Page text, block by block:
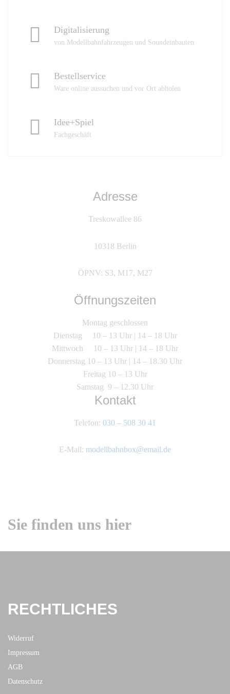
Digitalisierung
von Modellbahnfahrzeugen und Soundeinbauten
Bestellservice
Ware online aussuchen und vor Ort abholen
Idee+Spiel
Fachgeschäft
Adresse
Treskowallee 86
10318 Berlin
ÖPNV: S3, M17, M27
Öffnungszeiten
Montag geschlossen
Dienstag 10 – 13 Uhr | 14 – 18 Uhr
Mittwoch 10 – 13 Uhr | 14 – 18 Uhr
Donnerstag 10 – 13 Uhr | 14 – 18.30 Uhr
Freitag 10 – 13 Uhr
Samstag 9 – 12.30 Uhr
Kontakt
Telefon: 030 – 508 30 41
E-Mail: modellbahnbox@email.de
Sie finden uns hier
RECHTLICHES
Widerruf
Impressum
AGB
Datenschutz